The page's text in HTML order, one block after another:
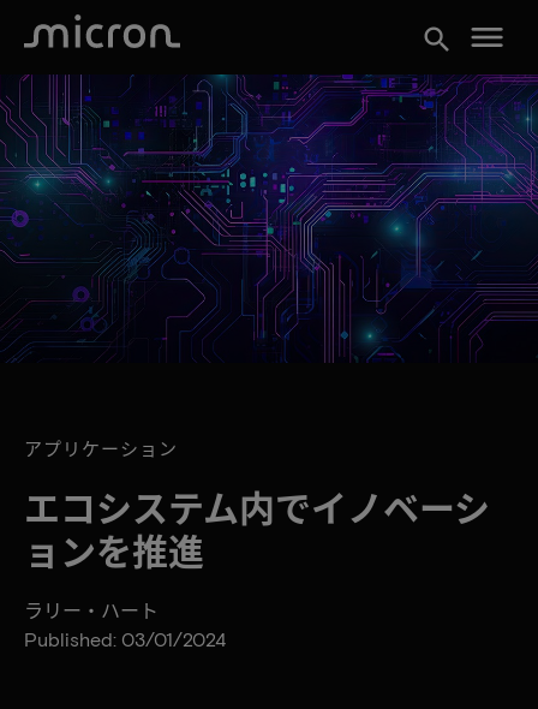
search menu
アプリケーション
エコシステム内でイノベーシ
ョンを推進
ラリー・ハート
Published: 03/01/2024